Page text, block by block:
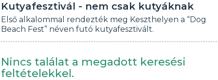
Kutyafesztivál - nem csak kutyáknak
Első alkalommal rendezték meg Keszthelyen a “Dog
Beach Fest” néven futó kutyafesztivált.
Nincs találat a megadott keresési
feltételekkel.